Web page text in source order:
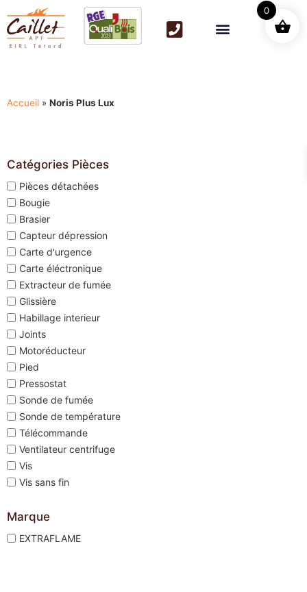
Accueil » Noris Plus Lux
Catégories Pièces
Pièces détachées
Bougie
Brasier
Capteur dépression
Carte d'urgence
Carte éléctronique
Extracteur de fumée
Glissière
Habillage interieur
Joints
Motoréducteur
Pied
Pressostat
Sonde de fumée
Sonde de température
Télécommande
Ventilateur centrifuge
Vis
Vis sans fin
Marque
EXTRAFLAME
0